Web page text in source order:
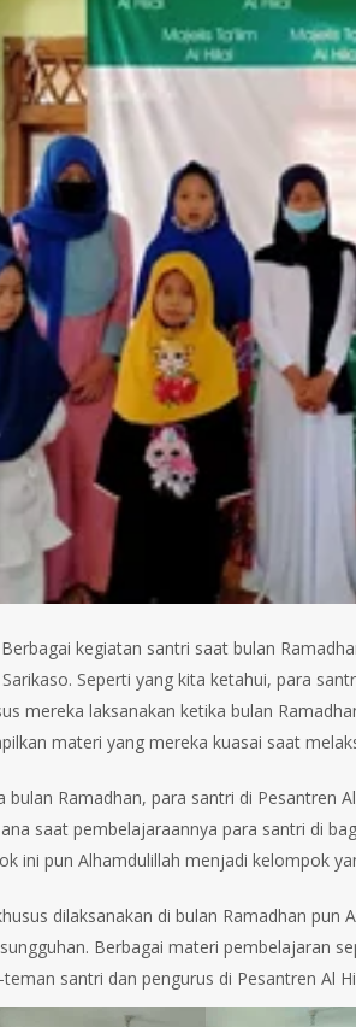
Berbagai kegiatan santri saat bulan
Seperti yang kita ketahui, para
mereka laksanakan ketika bulan
materi yang mereka kuasai saat
bulan Ramadhan, para santri di Pesantren
saat pembelajaraannya para santri di
ini pun Alhamdulillah menjadi kelompok
dilaksanakan di bulan Ramadhan
Berbagai materi pembelajaran
santri dan pengurus di Pesantren Al